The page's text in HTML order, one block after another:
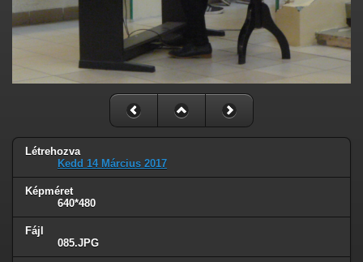
Létrehozva
Kedd 14 Március 2017
Képméret
640*480
Fájl
085.JPG